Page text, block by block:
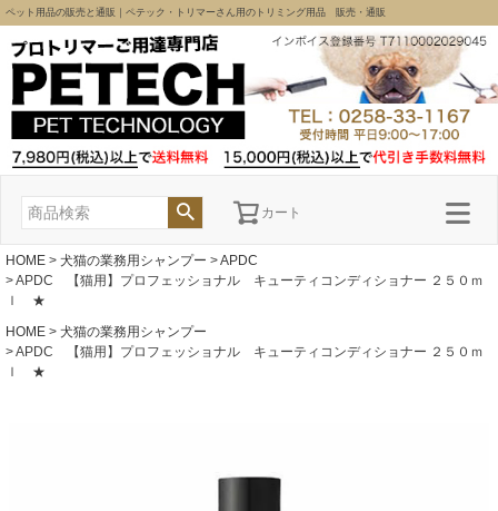
ペット用品の販売と通販｜ペテック・トリマーさん用のトリミング用品 販売・通販
カート
HOME 犬猫の業務用シャンプー
APDC
APDC 【猫用】プロフェッショナル キューティコンディショナー ２５０ｍ
ｌ ★
HOME
犬猫の業務用シャンプー
APDC 【猫用】プロフェッショナル キューティコンディショナー ２５０ｍ
ｌ ★